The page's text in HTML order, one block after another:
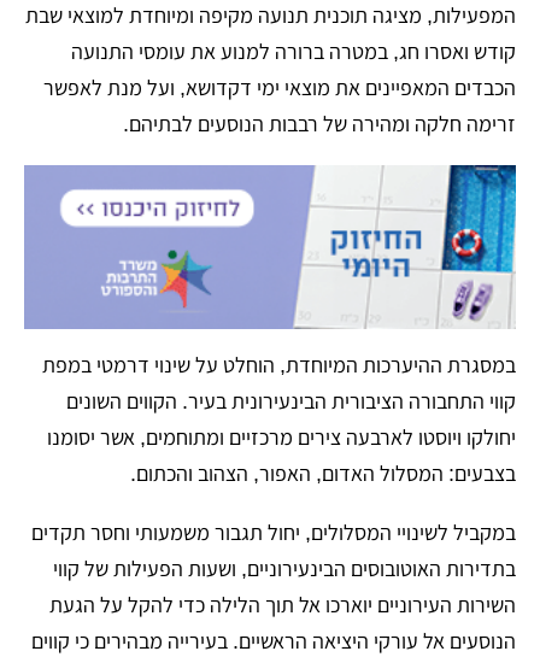
המפעילות, מציגה תוכנית תנועה מקיפה ומיוחדת למוצאי שבת
קודש ואסרו חג, במטרה ברורה למנוע את עומסי התנועה
הכבדים המאפיינים את מוצאי ימי דקדושא, ועל מנת לאפשר
זרימה חלקה ומהירה של רבבות הנוסעים לבתיהם.
במסגרת ההיערכות המיוחדת, הוחלט על שינוי דרמטי במפת
קווי התחבורה הציבורית הבינעירונית בעיר. הקווים השונים
יחולקו ויוסטו לארבעה צירים מרכזיים ומתוחמים, אשר יסומנו
בצבעים: המסלול האדום, האפור, הצהוב והכתום.
במקביל לשינויי המסלולים, יחול תגבור משמעותי וחסר תקדים
בתדירות האוטובוסים הבינעירוניים, ושעות הפעילות של קווי
השירות העירוניים יוארכו אל תוך הלילה כדי להקל על הגעת
הנוסעים אל עורקי היציאה הראשיים. בעירייה מבהירים כי קווים